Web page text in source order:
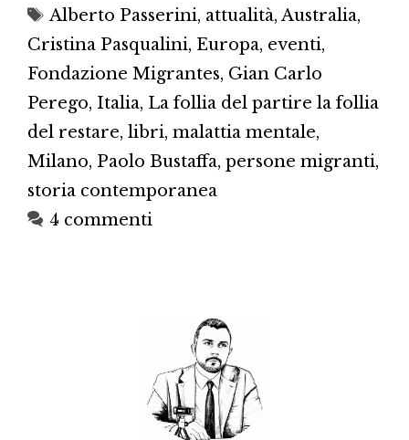
Tag
Alberto Passerini, attualità, Australia,
Cristina Pasqualini, Europa, eventi,
Fondazione Migrantes, Gian Carlo
Perego, Italia, La follia del partire la follia
del restare, libri, malattia mentale,
Milano, Paolo Bustaffa, persone migranti,
storia contemporanea
4 commenti